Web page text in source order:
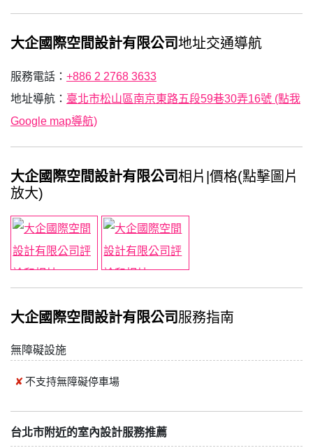
大企國際空間設計有限公司 地址交通導航
服務電話： +886 2 2768 3633
地址導航： 臺北市松山區南京東路五段59巷30弄16號 (點我
Google map導航)
大企國際空間設計有限公司 相片|價格(點擊圖片
放大)
大企國際空間設計有限公司 服務指南
無障礙設施
不支持無障礙停車場
台北市附近的室內設計服務推薦